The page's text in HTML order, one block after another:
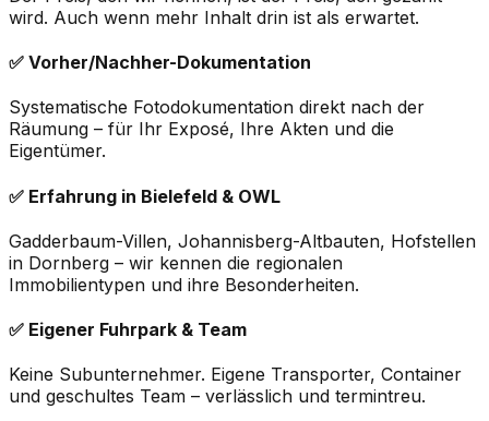
wird. Auch wenn mehr Inhalt drin ist als erwartet.
✅ Vorher/Nachher-Dokumentation
Systematische Fotodokumentation direkt nach der
Räumung – für Ihr Exposé, Ihre Akten und die
Eigentümer.
✅ Erfahrung in Bielefeld & OWL
Gadderbaum-Villen, Johannisberg-Altbauten, Hofstellen
in Dornberg – wir kennen die regionalen
Immobilientypen und ihre Besonderheiten.
✅ Eigener Fuhrpark & Team
Keine Subunternehmer. Eigene Transporter, Container
und geschultes Team – verlässlich und termintreu.